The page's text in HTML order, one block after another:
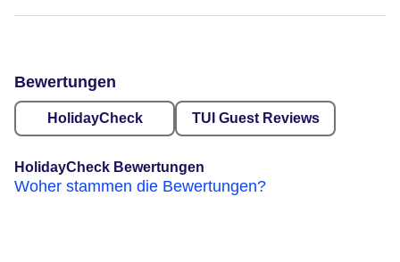
Bewertungen
HolidayCheck TUI Guest Reviews
HolidayCheck Bewertungen
Woher stammen die Bewertungen?